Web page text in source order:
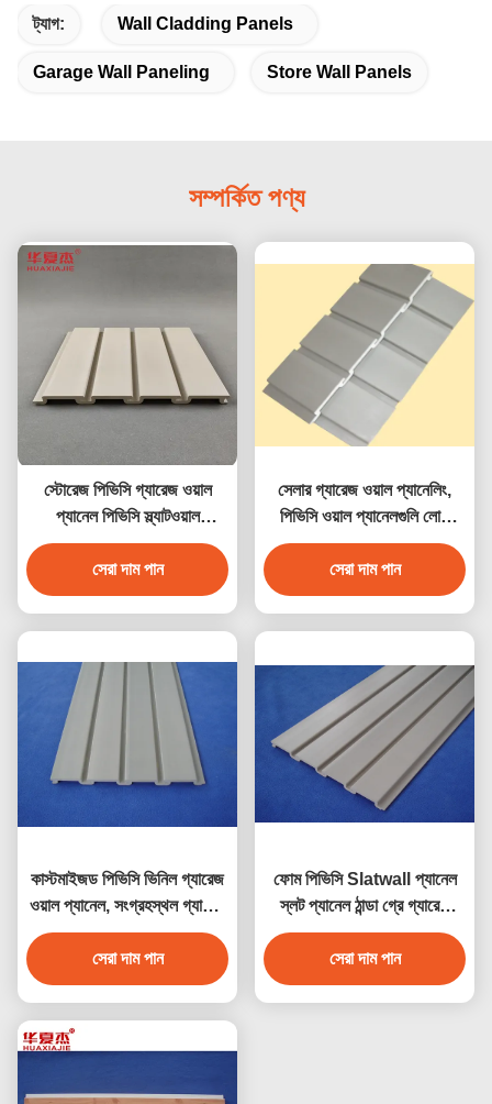
ট্যাগ: Wall Cladding Panels
Garage Wall Paneling Store Wall Panels
সম্পর্কিত পণ্য
স্টোরেজ পিভিসি গ্যারেজ ওয়াল
প্যানেল পিভিসি স্ল্যাটওয়াল
অভ্যন্তরীণ দেয়াল সজ্জা
সেরা দাম পান
সেলার গ্যারেজ ওয়াল প্যানেলিং,
পিভিসি ওয়াল প্যানেলগুলি লোড
লোডিং ক্যাপাসিটি সহ
সেরা দাম পান
কাস্টমাইজড পিভিসি ভিনিল গ্যারেজ
ওয়াল প্যানেল, সংগ্রহস্থল গ্যারেজ
ওয়াল প্যানেলিং
সেরা দাম পান
ফোম পিভিসি Slatwall প্যানেল
স্লট প্যানেল ঠান্ডা গ্রে গ্যারেজ
ওয়াল প্যানেল
সেরা দাম পান